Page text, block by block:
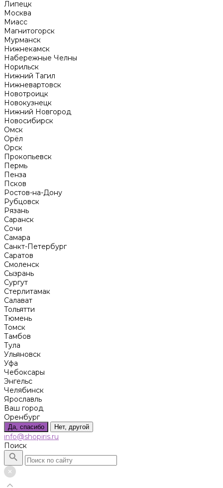
Липецк
Москва
Миасс
Магнитогорск
Мурманск
Нижнекамск
Набережные Челны
Норильск
Нижний Тагил
Нижневартовск
Новотроицк
Новокузнецк
Нижний Новгород
Новосибирск
Омск
Орёл
Орск
Прокопьевск
Пермь
Пенза
Псков
Ростов-на-Дону
Рубцовск
Рязань
Саранск
Сочи
Самара
Санкт-Петербург
Саратов
Смоленск
Сызрань
Сургут
Стерлитамак
Салават
Тольятти
Тюмень
Томск
Тамбов
Тула
Ульяновск
Уфа
Чебоксары
Энгельс
Челябинск
Ярославль
Ваш город
Оренбург
Да, спасибо Нет, другой
info@shopiris.ru
Поиск